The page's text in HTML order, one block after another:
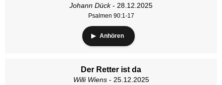
Johann Dück- 28.12.2025
Psalmen 90:1-17
Anhören
Der Retter ist da
Willi Wiens- 25.12.2025